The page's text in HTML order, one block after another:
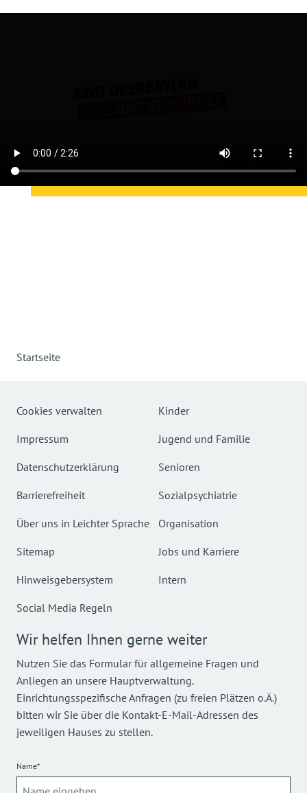
Startseite
Cookies verwalten
Impressum
Datenschutzerklärung
Barrierefreiheit
Über uns in Leichter Sprache
Sitemap
Hinweisgebersystem
Social Media Regeln
Kinder
Jugend und Familie
Senioren
Sozialpsychiatrie
Organisation
Jobs und Karriere
Intern
Wir helfen Ihnen gerne weiter
Nutzen Sie das Formular für allgemeine Fragen und
Anliegen an unsere Hauptverwaltung.
Einrichtungsspezifische Anfragen (zu freien Plätzen o.Ä.)
bitten wir Sie über die Kontakt-E-Mail-Adressen des
jeweiligen Hauses zu stellen.
Name*